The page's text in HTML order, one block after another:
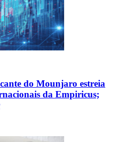
do Mounjaro estreia
da Empiricus;